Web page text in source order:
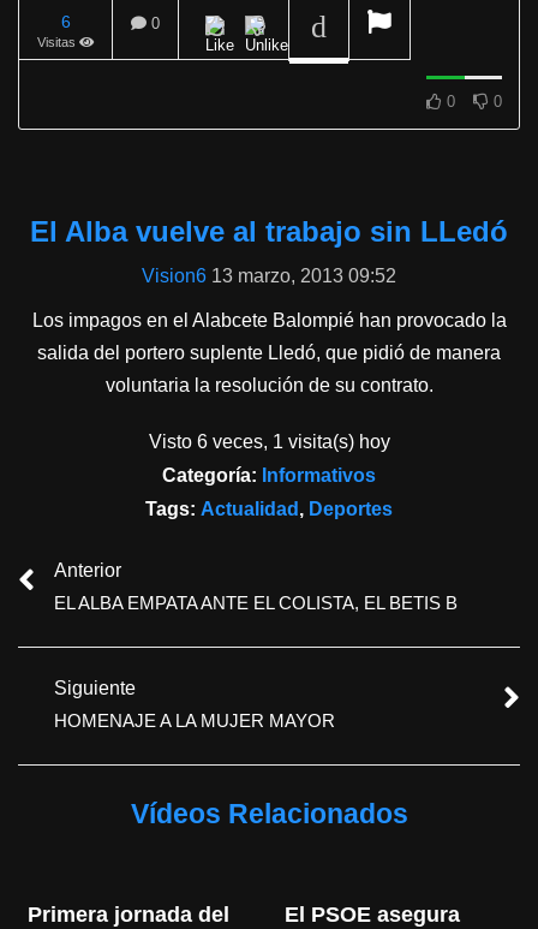
6
Visitas
0
0 0
El Alba vuelve al trabajo sin LLedó
Vision6 13 marzo, 2013 09:52
Los impagos en el Alabcete Balompié han provocado la
salida del portero suplente Lledó, que pidió de manera
voluntaria la resolución de su contrato.
Visto 6 veces, 1 visita(s) hoy
Categoría: Informativos
Tags: Actualidad , Deportes
Anterior
EL ALBA EMPATA ANTE EL COLISTA, EL BETIS B
Siguiente
HOMENAJE A LA MUJER MAYOR
Vídeos Relacionados
Primera jornada del
El PSOE asegura